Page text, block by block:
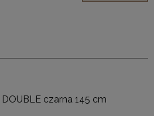
czarna 145 cm